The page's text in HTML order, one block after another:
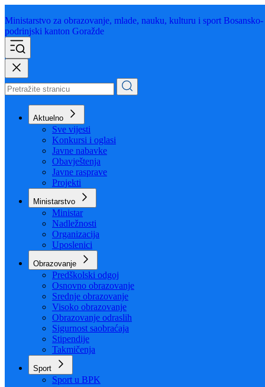
Ministarstvo za obrazovanje,
podrinjski kanton Goražde
Aktuelno
Sve vijesti
Konkursi i oglasi
Javne nabavke
Obavještenja
Javne rasprave
Projekti
Ministarstvo
Ministar
Nadležnosti
Organizacija
Uposlenici
Obrazovanje
Predškolski odgoj
Osnovno obrazovanje
Srednje obrazovanje
Visoko obrazovanje
Obrazovanje odraslih
Sigurnost saobraćaja
Stipendije
Takmičenja